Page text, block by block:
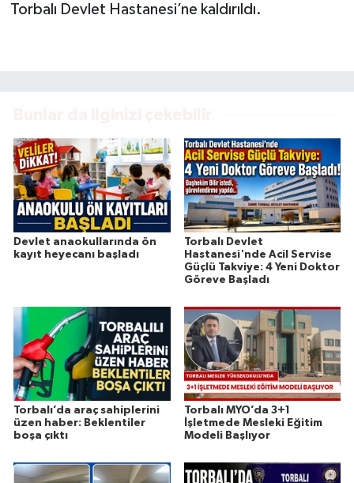
Torbalı Devlet Hastanesi’ne kaldırıldı.
Devlet anaokullarında ön
kayıt heyecanı başladı
Torbalı Devlet
Hastanesi'nde Acil Servise
Güçlü Takviye: 4 Yeni Doktor
Göreve Başladı
Torbalı’da araç sahiplerini
üzen haber: Beklentiler
boşa çıktı
Torbalı MYO’da 3+1
İşletmede Mesleki Eğitim
Modeli Başlıyor